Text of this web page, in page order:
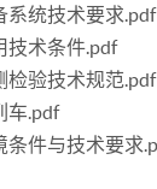
系统技术要求.pdf
技术条件.pdf
检验技术规范.pdf
车.pdf
条件与技术要求